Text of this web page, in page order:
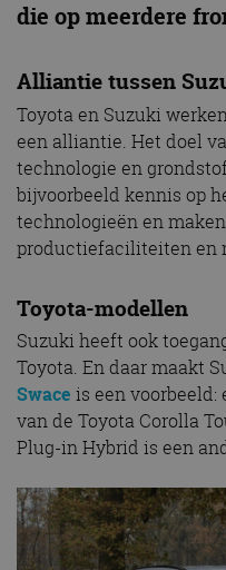
die op meerdere
Alliantie tussen
Toyota en Suzuki
een alliantie. Het doel
technologie en
bijvoorbeeld kennis op
technologieën en
productiefaciliteiten en
Toyota-modellen
Suzuki heeft ook
Toyota. En daar maakt
Swace is een voorbeeld:
van de Toyota Corolla
Plug-in Hybrid is een